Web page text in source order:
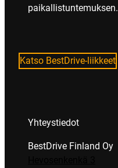
paikallistuntemuksen.
Katso BestDrive-liikkeet
Yhteystiedot
BestDrive Finland Oy